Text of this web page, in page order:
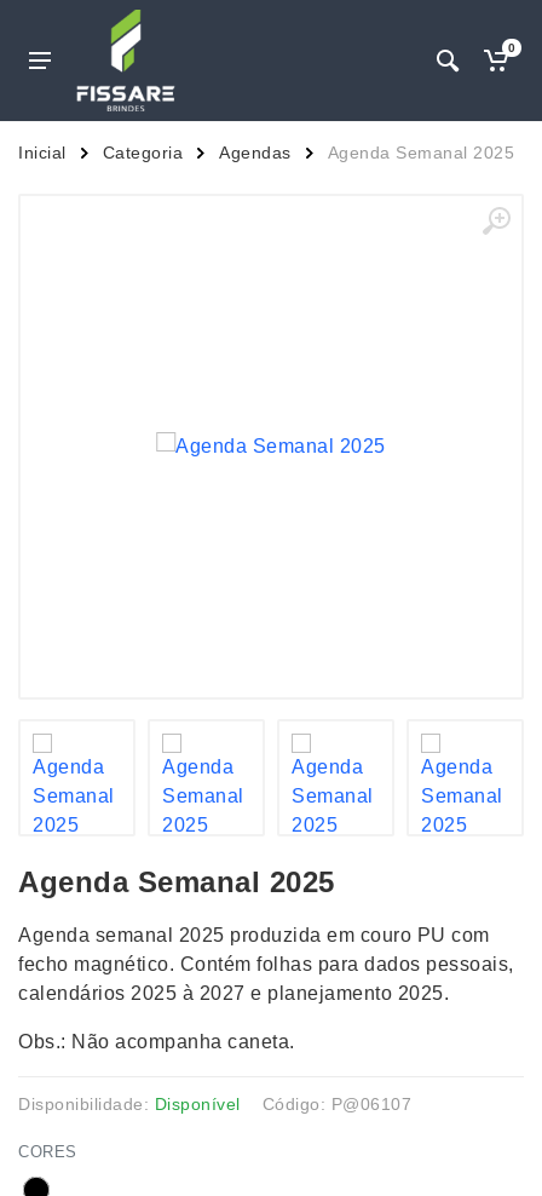
0
Inicial Categoria Agendas Agenda Semanal 2025
Agenda Semanal 2025
Agenda semanal 2025 produzida em couro PU com
fecho magnético. Contém folhas para dados pessoais,
calendários 2025 à 2027 e planejamento 2025.
Obs.: Não acompanha caneta.
Disponibilidade: Disponível Código: P@06107
CORES